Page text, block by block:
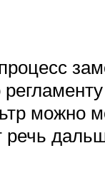
можно
речь